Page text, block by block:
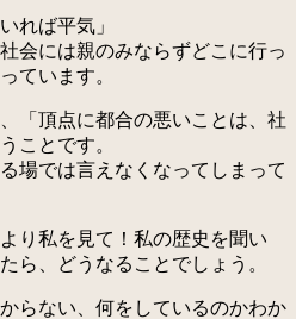
れば平気」
会には親のみならずどこに行っ
ています。
「頂点に都合の悪いことは、社
ことです。
場では言えなくなってしまって
り私を見て！私の歴史を聞い
ら、どうなることでしょう。
らない、何をしているのかわか